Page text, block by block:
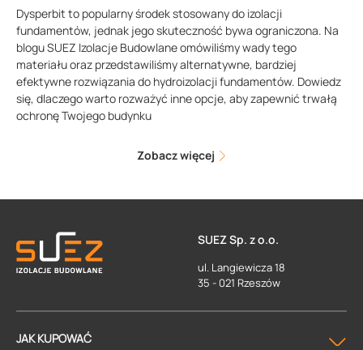
Dysperbit to popularny środek stosowany do izolacji
fundamentów, jednak jego skuteczność bywa ograniczona. Na
blogu SUEZ Izolacje Budowlane omówiliśmy wady tego
materiału oraz przedstawiliśmy alternatywne, bardziej
efektywne rozwiązania do hydroizolacji fundamentów. Dowiedz
się, dlaczego warto rozważyć inne opcje, aby zapewnić trwałą
ochronę Twojego budynku
Zobacz więcej
SUEZ Sp. z o.o.
ul. Langiewicza 18
35 - 021 Rzeszów
JAK KUPOWAĆ